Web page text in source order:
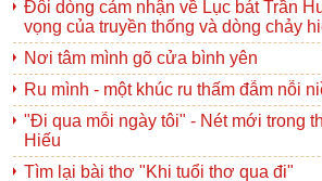
Đôi dòng cảm nhận về Lục bát Trần
vọng của truyền thống và dòng chảy
Nơi tâm mình gõ cửa bình yên
Ru mình - một khúc ru thấm đẫm nỗi
"Đi qua mỗi ngày tôi" - Nét mới trong
Hiếu
Tìm lại bài thơ "Khi tuổi thơ qua đi"